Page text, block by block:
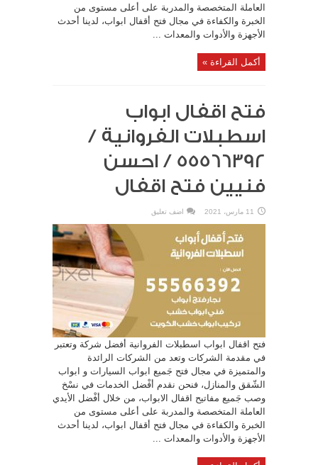
العاملة المتخصصة والمدربة على أعلى مستوى من
الخبرة والكفاءة في مجال فتح أقفال ابواب، لدينا أحدث
الأجهزة والأدوات والمعدات ...
أكمل القراءة »
فتح اقفال ابواب
اسطبلات الفروانية /
55566392 / احسن
فنيين فتح اقفال
11 مارس، 2021 اضف تعليق
فتح اقفال ابواب اسطبلات الفروانية أفضل شركة وتعتبر
في مقدمة الشركات وتعد من الشركات الرائدة
والمتميزة في مجال فتح جَميع ابواب السيارات و ابواب
الشّقق والمنازل، فنحن نقدم أفْضل الخدمات في نسْخ
وصب جَميع مفاتيح اقفال الابواب، من خلال أفْضل الأيدي
العاملة المتخصصة والمدربة على أعلى مستوى من
الخبرة والكفاءة في مجال فتح أقفال ابواب، لدينا أحدث
الأجهزة والأدوات والمعدات ...